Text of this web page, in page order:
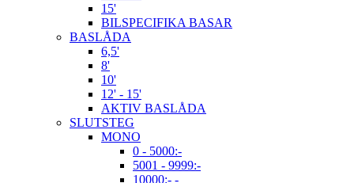
15'
BILSPECIFIKA BASAR
BASLÅDA
6,5'
8'
10'
12' - 15'
AKTIV BASLÅDA
SLUTSTEG
MONO
0 - 5000:-
5001 - 9999:-
10000:- -